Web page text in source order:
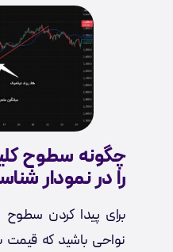
چگونه سطوح
را در نمودار
برای پیدا کردن
نواحی باشید که قیمت